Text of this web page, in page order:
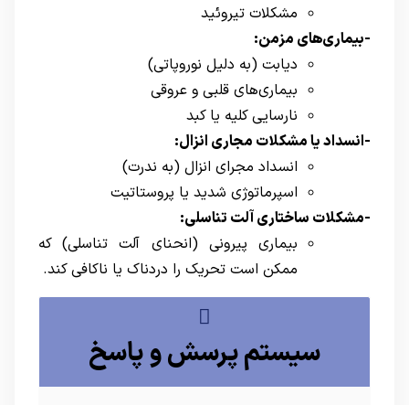
مشکلات تیروئید
-بیماری‌های مزمن:
دیابت (به دلیل نوروپاتی)
بیماری‌های قلبی و عروقی
نارسایی کلیه یا کبد
-انسداد یا مشکلات مجاری انزال:
انسداد مجرای انزال (به ندرت)
اسپرماتوژی شدید یا پروستاتیت
-مشکلات ساختاری آلت تناسلی:
بیماری پیرونی (انحنای آلت تناسلی) که
ممکن است تحریک را دردناک یا ناکافی کند.
سیستم پرسش و پاسخ